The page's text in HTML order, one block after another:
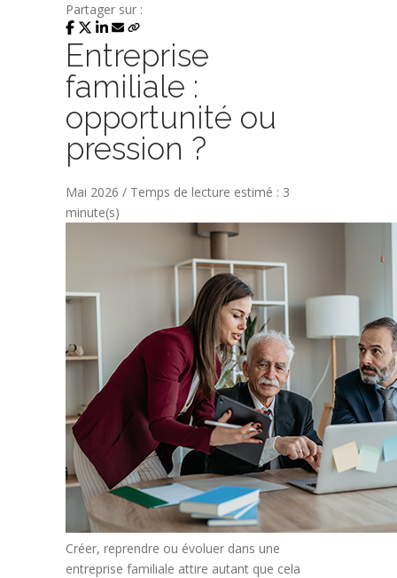
Partager sur :
Entreprise
familiale :
opportunité ou
pression ?
Mai 2026 / Temps de lecture estimé : 3
minute(s)
Créer, reprendre ou évoluer dans une
entreprise familiale attire autant que cela